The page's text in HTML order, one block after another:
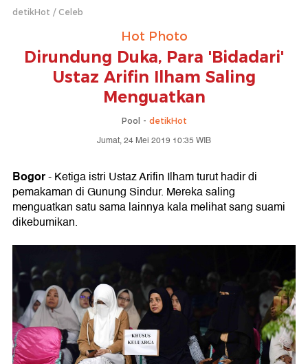
detikHot Celeb
Hot Photo
Dirundung Duka, Para 'Bidadari'
Ustaz Arifin Ilham Saling
Menguatkan
Pool - detikHot
Jumat, 24 Mei 2019 10:35 WIB
Bogor- Ketiga istri Ustaz Arifin Ilham turut hadir di
pemakaman di Gunung Sindur. Mereka saling
menguatkan satu sama lainnya kala melihat sang suami
dikebumikan.